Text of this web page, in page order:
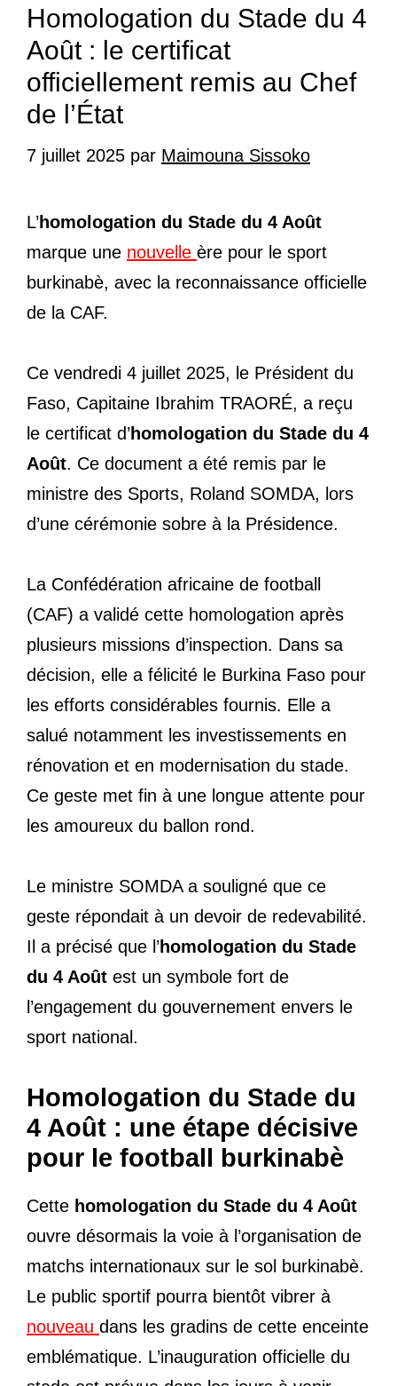
Homologation du Stade du 4
Août : le certificat
officiellement remis au Chef
de l’État
7 juillet 2025 par Maimouna Sissoko
L’homologation du Stade du 4 Août
marque une nouvelle ère pour le sport
burkinabè, avec la reconnaissance officielle
de la CAF.
Ce vendredi 4 juillet 2025, le Président du
Faso, Capitaine Ibrahim TRAORÉ, a reçu
le certificat d’homologation du Stade du 4
Août. Ce document a été remis par le
ministre des Sports, Roland SOMDA, lors
d’une cérémonie sobre à la Présidence.
La Confédération africaine de football
(CAF) a validé cette homologation après
plusieurs missions d’inspection. Dans sa
décision, elle a félicité le Burkina Faso pour
les efforts considérables fournis. Elle a
salué notamment les investissements en
rénovation et en modernisation du stade.
Ce geste met fin à une longue attente pour
les amoureux du ballon rond.
Le ministre SOMDA a souligné que ce
geste répondait à un devoir de redevabilité.
Il a précisé que l’homologation du Stade
du 4 Août est un symbole fort de
l’engagement du gouvernement envers le
sport national.
Homologation du Stade du
4 Août : une étape décisive
pour le football burkinabè
Cette homologation du Stade du 4 Août
ouvre désormais la voie à l’organisation de
matchs internationaux sur le sol burkinabè.
Le public sportif pourra bientôt vibrer à
nouveau dans les gradins de cette enceinte
emblématique. L’inauguration officielle du